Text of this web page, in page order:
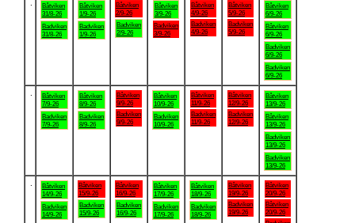
Båtviken
31/8-26
Badviken
31/8-26
Båtviken
1/9-26
Badviken
1/9-26
Båtviken
2/9-26
Badviken
2/9-26
Båtviken
3/9-26
Badviken
3/9-26
Båtviken
4/9-26
Badviken
4/9-26
Båtviken
5/9-26
Badviken
5/9-26
Båtviken
6/9-26
Båtviken
6/9-26
Badviken
6/9-26
Badviken
6/9-26
Båtviken
7/9-26
Badviken
7/9-26
Båtviken
8/9-26
Badviken
8/9-26
Båtviken
9/9-26
Badviken
9/9-26
Båtviken
10/9-26
Badviken
10/9-26
Båtviken
11/9-26
Badviken
11/9-26
Båtviken
12/9-26
Badviken
12/9-26
Båtviken
13/9-26
Båtviken
13/9-26
Badviken
13/9-26
Badviken
13/9-26
Båtviken
14/9-26
Badviken
14/9-26
Båtviken
15/9-26
Badviken
15/9-26
Båtviken
16/9-26
Badviken
16/9-26
Båtviken
17/9-26
Badviken
17/9-26
Båtviken
18/9-26
Badviken
18/9-26
Båtviken
19/9-26
Badviken
19/9-26
Båtviken
20/9-26
Båtviken
20/9-26